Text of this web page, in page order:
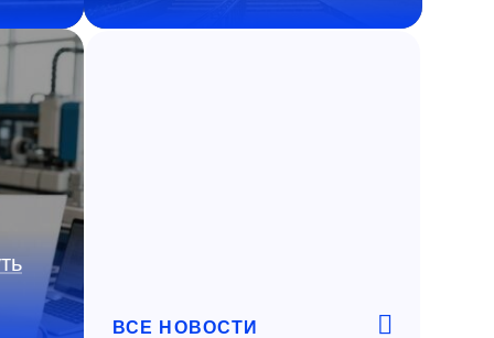
ВСЕ НОВОСТИ